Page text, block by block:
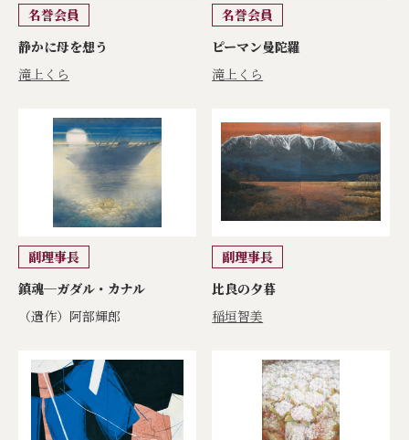
名誉会員
静かに母を想う
滝上くら
名誉会員
ピーマン曼陀羅
滝上くら
副理事長
鎮魂─ガダル・カナル
（遺作）阿部輝郎
副理事長
比良の夕暮
稲垣智美